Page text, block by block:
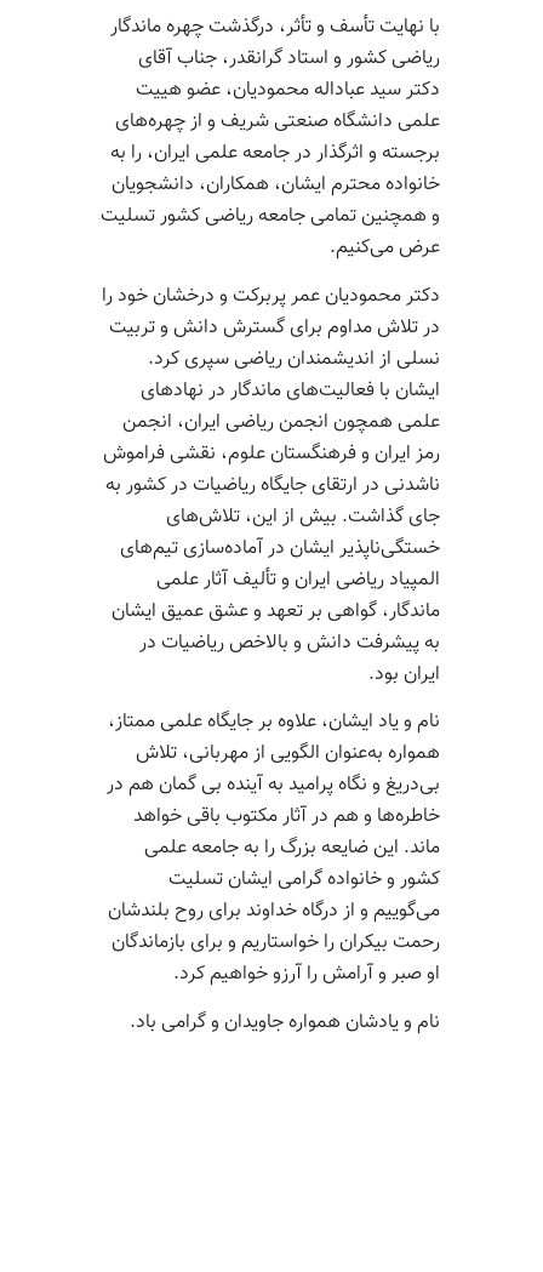
با نهایت تأسف و تأثر، درگذشت چهره ماندگار
ریاضی کشور و استاد گرانقدر، جناب آقای
دکتر سید عباداله محمودیان، عضو هییت
علمی دانشگاه صنعتی شریف و از چهره‌های
برجسته و اثرگذار در جامعه علمی ایران، را به
خانواده محترم ایشان، همکاران، دانشجویان
و همچنین تمامی جامعه ریاضی کشور تسلیت
عرض می‌کنیم.
دکتر محمودیان عمر پربرکت و درخشان خود را
در تلاش مداوم برای گسترش دانش و تربیت
نسلی از اندیشمندان ریاضی سپری کرد.
ایشان با فعالیت‌های ماندگار در نهادهای
علمی همچون انجمن ریاضی ایران، انجمن
رمز ایران و فرهنگستان علوم، نقشی فراموش
ناشدنی در ارتقای جایگاه ریاضیات در کشور به
جای گذاشت. بیش از این، تلاش‌های
خستگی‌ناپذیر ایشان در آماده‌سازی تیم‌های
المپیاد ریاضی ایران و تألیف آثار علمی
ماندگار، گواهی بر تعهد و عشق عمیق ایشان
به پیشرفت دانش و بالاخص ریاضیات در
ایران بود.
نام و یاد ایشان، علاوه بر جایگاه علمی ممتاز،
همواره به‌عنوان الگویی از مهربانی، تلاش
بی‌دریغ و نگاه پرامید به آینده بی گمان هم در
خاطره‌ها و هم در آثار مکتوب باقی خواهد
ماند. این ضایعه بزرگ را به جامعه علمی
کشور و خانواده گرامی ایشان تسلیت
می‌گوییم و از درگاه خداوند برای روح بلندشان
رحمت بیکران را خواستاریم و برای بازماندگان
او صبر و آرامش را آرزو خواهیم کرد.
نام و یادشان همواره جاویدان و گرامی باد.